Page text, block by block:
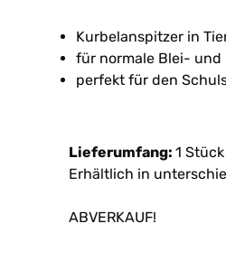
Kurbelanspitzer in
für normale Blei-
perfekt für den
Lieferumfang: 1 Stück
Erhältlich in
ABVERKAUF!